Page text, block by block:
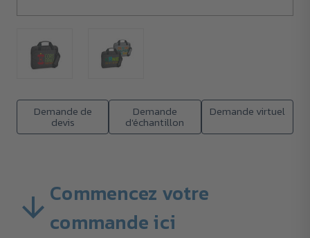
Demande de
devis
Demande
d'échantillon
Demande virtuel
Commencez votre
commande ici